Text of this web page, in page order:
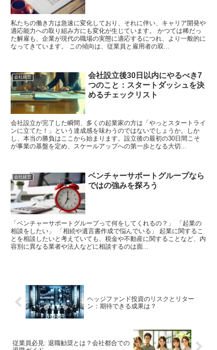
私たちの働き方は急速に変化しており、それに伴い、キャリア開発や
適応能力への取り組み方にも変化が生じています。 かつては稀だっ
た解雇も、企業が現代の職場の実態に適応するにつれ、より一般的に
なってきています。 この傾向は、従業員と雇用者の双...
会社経営
会社設立後30日以内にやるべき7
つのこと：スタートダッシュを決
めるチェックリスト
会社設立が完了した瞬間、多くの起業家の方は「やっとスタートライ
ンに立てた！」という達成感を味わうのではないでしょうか。しか
し、本当の勝負はここから始まります。設立後の最初の30日間こそ
が事業の基盤を定め、スケールアップへの第一歩となる大切...
会社経営
ベンチャーサポートグループなら
ではの強みを探ろう
「ベンチャーサポートグループって何をしてくれるの？」 「起業の
相談をしたい」 「相続や遺言書作成で悩んでいる」 起業に関するこ
とを相談したいと考えていても、税金や不動産に関することなど、内
容別に異なる業者や法人などに相談するのは面...
ヘッジファンド投資のリスクとリター
ン：期待できる成果は？
従業員必見: 退職勧奨とは？会社都合での